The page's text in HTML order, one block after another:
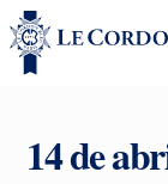
14 de